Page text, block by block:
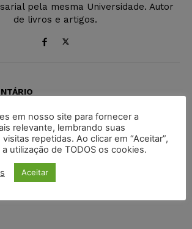
pela mesma Universidade. Autor
de livros e artigos.
Facebook Comments Disqus Comments
em nosso site para fornecer a
relevante, lembrando suas
repetidas. Ao clicar em “Aceitar”,
utilização de TODOS os cookies.
Aceitar